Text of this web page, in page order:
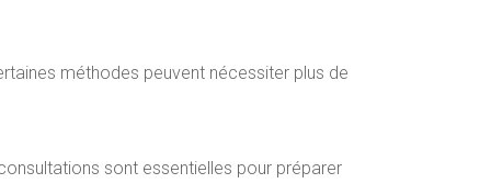
méthodes peuvent nécessiter plus de
sont essentielles pour préparer